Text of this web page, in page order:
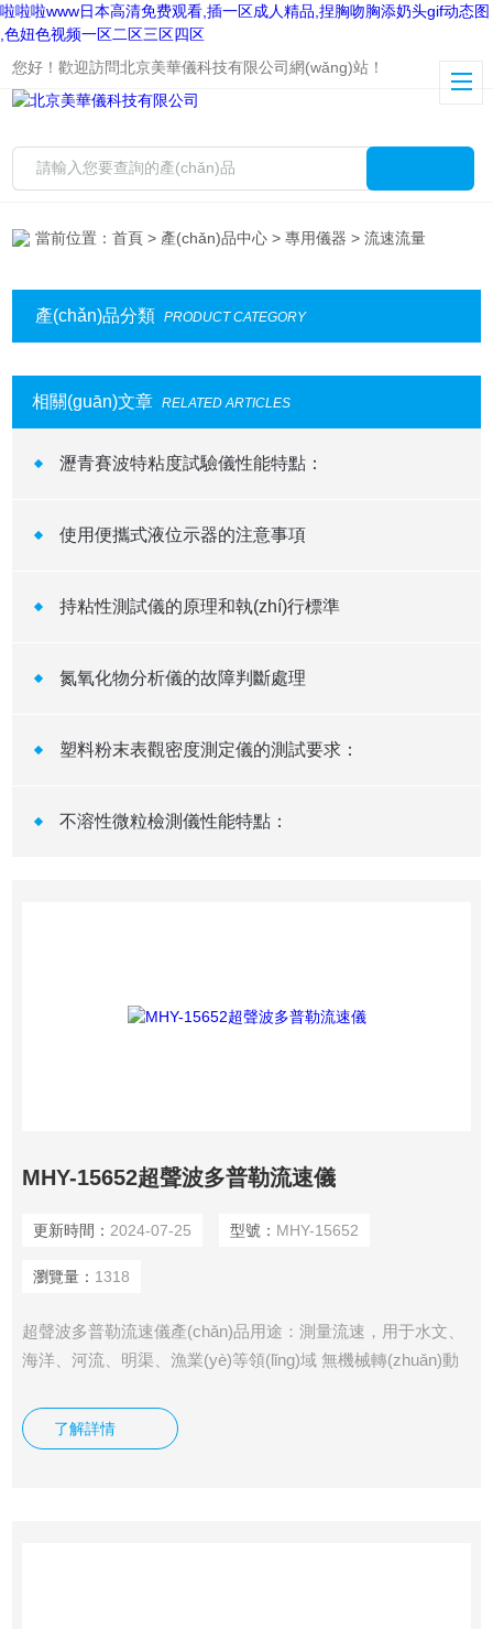
啦啦啦www日本高清免费观看,插一区成人精品,捏胸吻胸添奶头gif动态图
,色妞色视频一区二区三区四区
您好！歡迎訪問北京美華儀科技有限公司網(wǎng)站！
當前位置：首頁 > 產(chǎn)品中心 >專用儀器 > 流速流量
產(chǎn)品分類 PRODUCT CATEGORY
相關(guān)文章 RELATED ARTICLES
瀝青賽波特粘度試驗儀性能特點：
使用便攜式液位示器的注意事項
持粘性測試儀的原理和執(zhí)行標準
氮氧化物分析儀的故障判斷處理
塑料粉末表觀密度測定儀的測試要求：
不溶性微粒檢測儀性能特點：
MHY-15652超聲波多普勒流速儀
更新時間： 2024-07-25 型號： MHY-15652
瀏覽量： 1318
超聲波多普勒流速儀產(chǎn)品用途：測量流速，用于水文、
海洋、河流、明渠、漁業(yè)等領(lǐng)域 無機械轉(zhuǎn)動
懸浮物含量高，水草等漂浮物多的河流中測量。
了解詳情